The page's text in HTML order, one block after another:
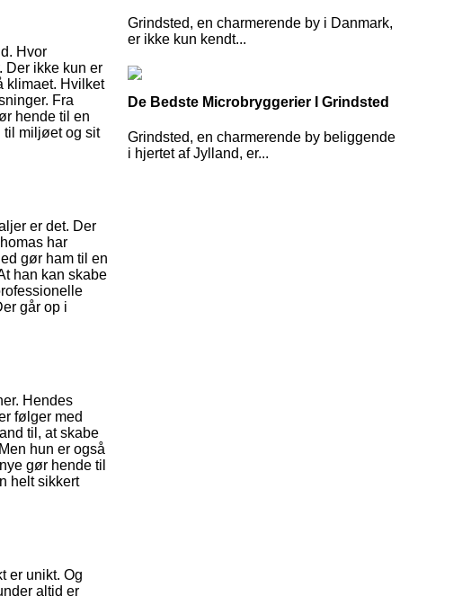
Hvor
Der ikke kun er
klimaet. Hvilket
Fra
hende til en
til miljøet og sit
er det. Der
har
gør ham til en
han kan skabe
går op i
Hendes
følger med
til, at skabe
hun er også
gør hende til
helt sikkert
er unikt. Og
altid er
Grindsted, en charmerende by i Danmark,
er ikke kun kendt...
De Bedste Microbryggerier I Grindsted
Grindsted, en charmerende by beliggende
i hjertet af Jylland, er...